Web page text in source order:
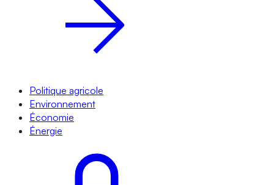
Politique agricole
Environnement
Économie
Énergie